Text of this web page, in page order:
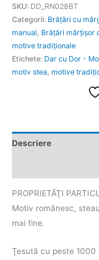
SKU: DD_RN028BT
Categorii: Brățări cu
manual Brăţări mărţişor
motive tradiționale
Etichete: Dar cu Dor -
motiv stea motive
Descriere
PROPRIETĂŢI
Motiv românesc,
mai fine.
Ţesută cu peste 1000